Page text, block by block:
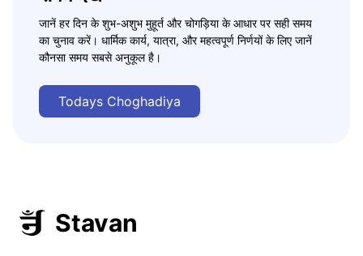
जानें हर दिन के शुभ-अशुभ मुहूर्त और चोगड़िया के आधार पर सही समय
का चुनाव करें। धार्मिक कार्य, यात्रा, और महत्वपूर्ण निर्णयों के लिए जानें
कौनसा समय सबसे अनुकूल है।
Todays Choghadiya
Stavan